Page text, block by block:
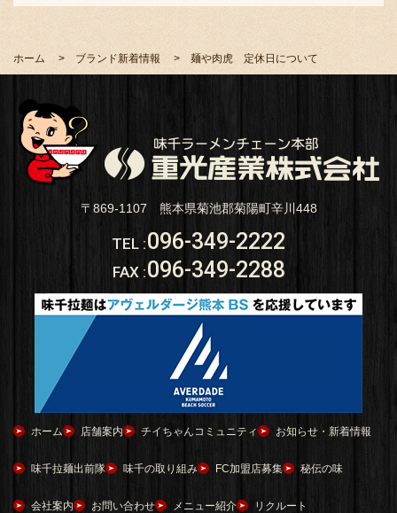
ホーム ブランド新着情報 麺や肉虎 定休日について
〒869-1107 熊本県菊池郡菊陽町辛川448
TEL :096-349-2222
FAX :096-349-2288
ホーム 店舗案内 チイちゃんコミュニティ お知らせ・新着情報
味千拉麺出前隊 味千の取り組み FC加盟店募集 秘伝の味
会社案内 お問い合わせ メニュー紹介 リクルート